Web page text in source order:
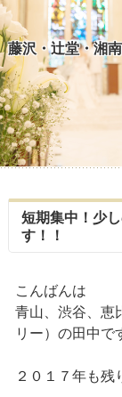
藤沢・辻堂・湘
短期集中！少
す！！
こんばんは
青山、渋谷、恵
リー）の田中で
２０１７年も残